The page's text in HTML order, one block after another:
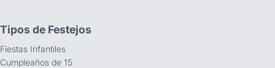
Tipos de Festejos
Fiestas Infantiles
Cumpleaños de 15